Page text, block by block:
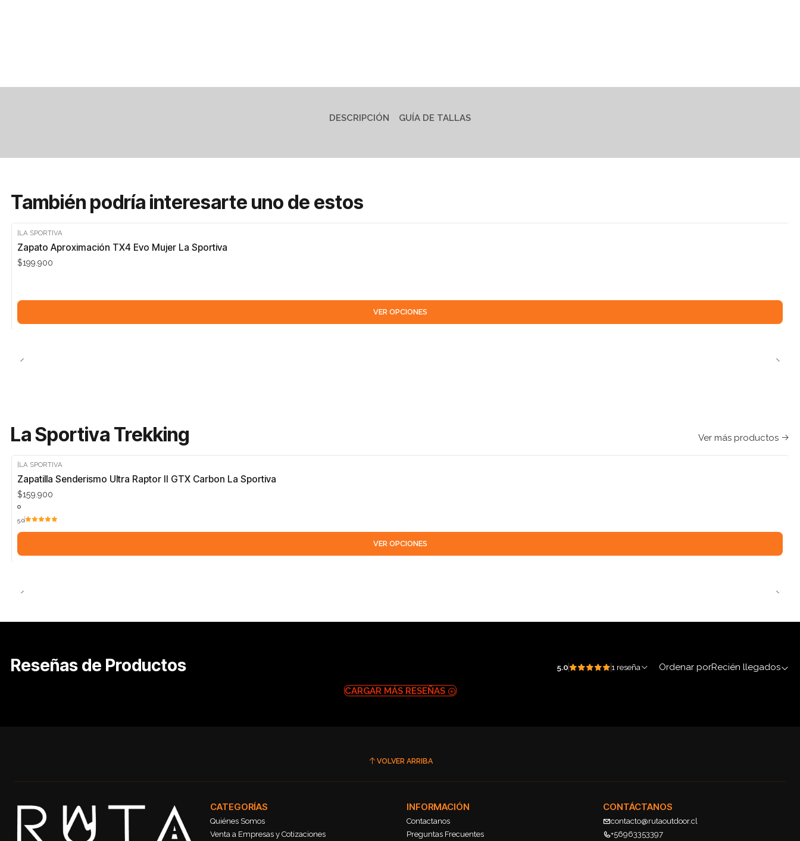
DESCRIPCIÓN GUÍA DE TALLAS
También podría interesarte uno de estos
|LA SPORTIVA
Zapato Aproximación TX4 Evo Mujer La Sportiva
$199.900
VER OPCIONES
La Sportiva Trekking Ver más productos
LA SPORTIVA
Zapatilla Senderismo Ultra Raptor II GTX Carbon La Sportiva
$159.900
5.0
VER OPCIONES
Reseñas de Productos 5.0 1 reseña Ordenar porRecién llegados
CARGAR MÁS RESEÑAS
VOLVER ARRIBA
CATEGORÍAS
Quiénes Somos
Venta a Empresas y Cotizaciones
INFORMACIÓN
Contactanos
Preguntas Frecuentes
CONTÁCTANOS
contacto@rutaoutdoor.cl
+56963353397